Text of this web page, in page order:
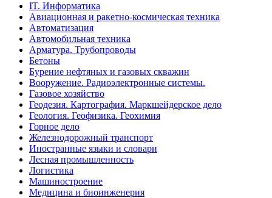
IT. Информатика
Авиационная и ракетно-космическая техника
Автоматизация
Автомобильная техника
Арматура. Трубопроводы
Бетоны
Бурение нефтяных и газовых скважин
Вооружение. Радиоэлектронные системы.
Газовое хозяйство
Геодезия. Картография. Маркшейдерское дело
Геология. Геофизика. Геохимия
Горное дело
Железнодорожный транспорт
Иностранные языки и словари
Лесная промышленность
Логистика
Машиностроение
Медицина и биоинженерия